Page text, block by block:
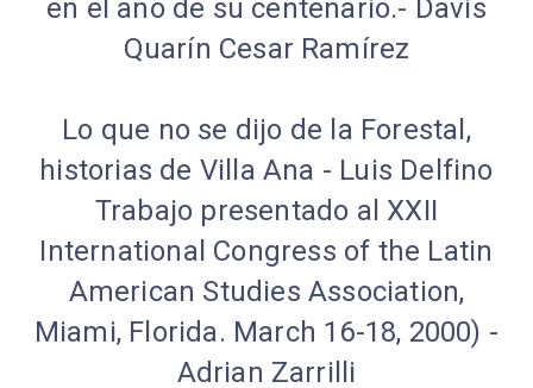
en el año de su centenario.- Davis
Quarín Cesar Ramírez
Lo que no se dijo de la Forestal,
historias de Villa Ana - Luis Delfino
Trabajo presentado al XXII
International Congress of the Latin
American Studies Association,
Miami, Florida. March 16-18, 2000) -
Adrian Zarrilli